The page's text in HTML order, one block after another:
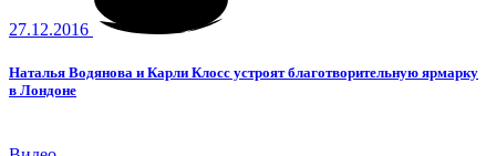
27.12.2016
Наталья Водянова и Карли Клосс устроят благотворительную ярмарку
в Лондоне